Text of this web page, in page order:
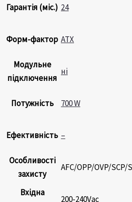
Гарантія (міс.) 24
Форм-фактор ATX
Модульне
підключення
ні
Потужність 700 W
Ефективність –
Особливості
захисту
AFC/OPP/OVP/SCP/
Вхідна
200-240Vac